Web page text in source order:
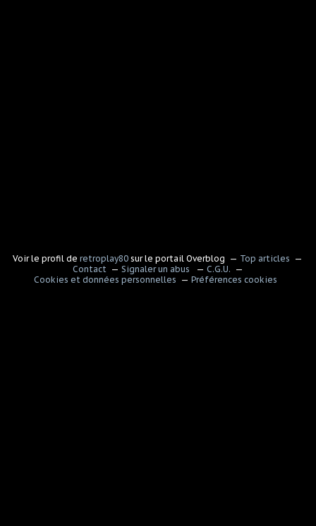
Voir le profil deretroplay80 sur le portail Overblog
Top articles
Contact
Signaler un abus
C.G.U.
Cookies et données personnelles
Préférences cookies